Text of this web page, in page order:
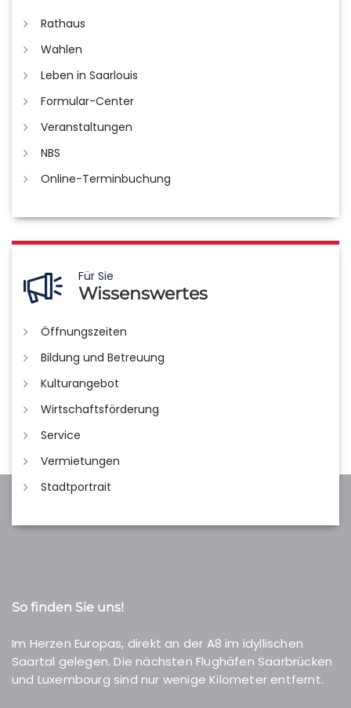
Rathaus
Wahlen
Leben in Saarlouis
Formular-Center
Veranstaltungen
NBS
Online-Terminbuchung
Für Sie
Wissenswertes
Öffnungszeiten
Bildung und Betreuung
Kulturangebot
Wirtschaftsförderung
Service
Vermietungen
Stadtportrait
So finden Sie uns!
Im Herzen Europas, direkt an der A8 im idyllischen
Saartal gelegen. Die nächsten Flughäfen Saarbrücken
und Luxembourg sind nur wenige Kilometer entfernt.